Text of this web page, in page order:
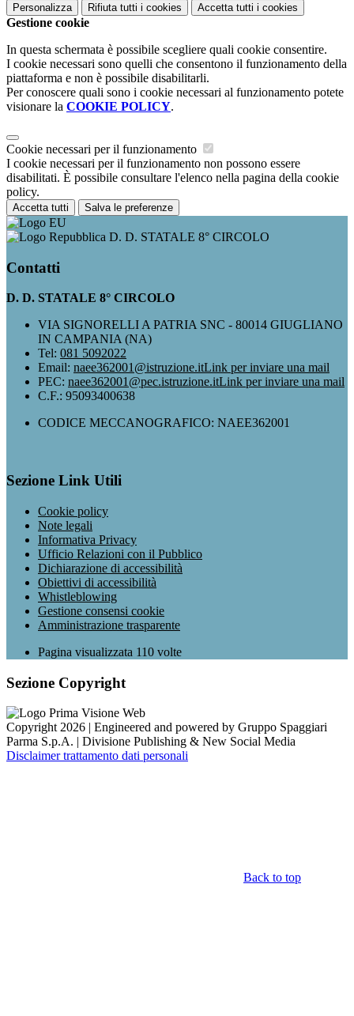
Personalizza Rifiuta tutti i cookies Accetta tutti i cookies
Gestione cookie
In questa schermata è possibile scegliere quali cookie consentire.
I cookie necessari sono quelli che consentono il funzionamento della
piattaforma e non è possibile disabilitarli.
Per conoscere quali sono i cookie necessari al funzionamento potete
visionare la COOKIE POLICY.
Cookie necessari per il funzionamento
I cookie necessari per il funzionamento non possono essere
disabilitati. È possibile consultare l'elenco nella pagina della cookie
policy.
Accetta tutti Salva le preferenze
D. D. STATALE 8° CIRCOLO
Contatti
D. D. STATALE 8° CIRCOLO
VIA SIGNORELLI A PATRIA SNC - 80014 GIUGLIANO
IN CAMPANIA (NA)
Tel: 081 5092022
Email: naee362001@istruzione.itLink per inviare una mail
PEC: naee362001@pec.istruzione.itLink per inviare una mail
C.F.: 95093400638
CODICE MECCANOGRAFICO: NAEE362001
Sezione Link Utili
Cookie policy
Note legali
Informativa Privacy
Ufficio Relazioni con il Pubblico
Dichiarazione di accessibilità
Obiettivi di accessibilità
Whistleblowing
Gestione consensi cookie
Amministrazione trasparente
Pagina visualizzata 110 volte
Sezione Copyright
Copyright 2026 | Engineered and powered by Gruppo Spaggiari
Parma S.p.A. | Divisione Publishing & New Social Media
Disclaimer trattamento dati personali
Back to top